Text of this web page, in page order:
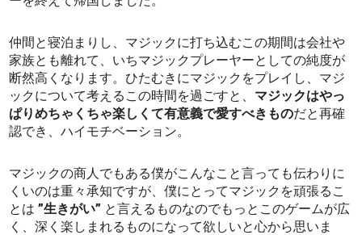
仲間と寝泊まりし、マジックに打ち込むこの期間は会社や
家族とも離れて、いちマジックプレーヤーとしての純度が
断然高くなります。ひたむきにマジックをプレイし、マジ
ックについて考えるこの時間を過ごすと、 マジックはやっ
ぱりめちゃくちゃ楽しくて有意義で愛すべきものだと再確
認でき、ハイモチベーション。
マジックの商人でもある僕がこんなこと言っても伝わりに
くいのは重々承知ですが、僕にとってマジックを頑張るこ
とは”生きがい” と言えるものなのでもっとこのゲームが広
く、深く楽しまれるものになって欲しいと心から思いま